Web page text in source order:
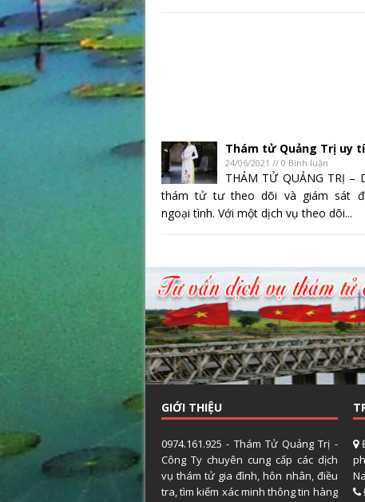
Thám tử Quảng Trị uy
24/06/2021 // 0 Bình luận
THÁM TỬ QUẢNG TRỊ –
thám tử tư theo dõi và giám sát
ngoại tình. Với một dịch vụ theo dõi...
GIỚI THIỆU
0974.161.925 - Thám Tử Quảng Trị -
Công Ty chuyên cung cấp các dịch
vụ thám tử gia đình, hôn nhân, điều
tra, tìm kiếm xác minh thông tin hàng